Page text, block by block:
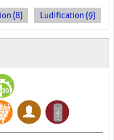
(8) Ludification (9)